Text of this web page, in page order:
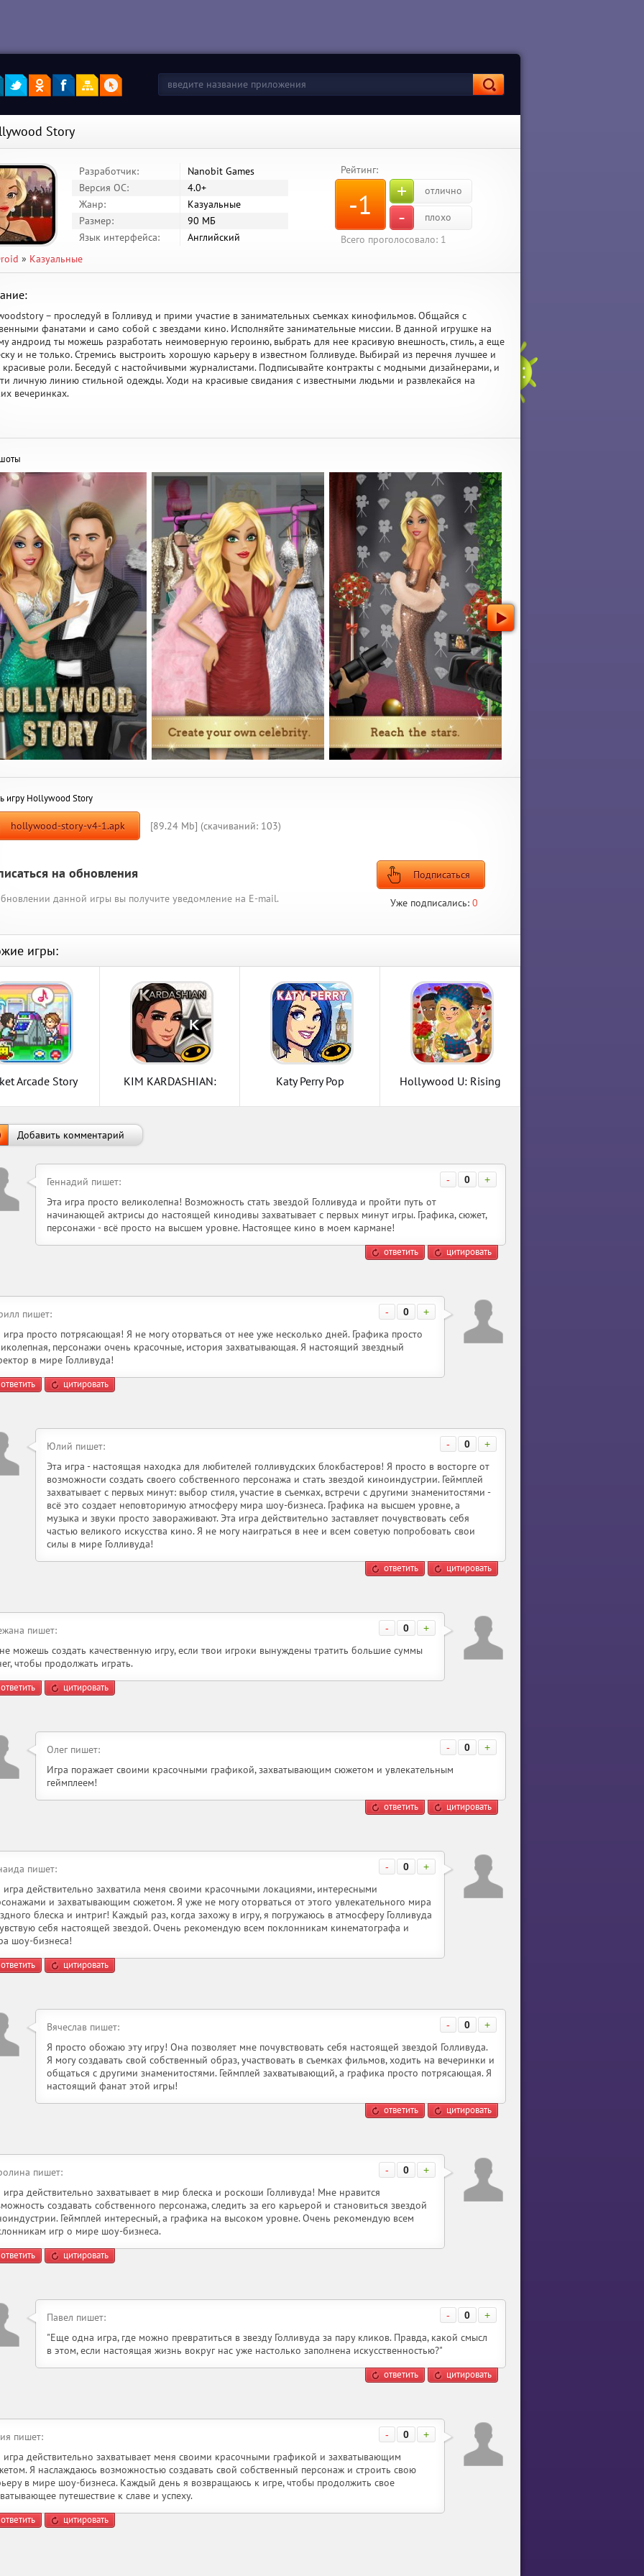
Story
Разработчик:
Nanobit Games
Версия ОС:
4.0+
Жанр:
Казуальные
Размер:
90 МБ
Язык интерфейса:
Английский
Рейтинг:
-1 + отлично
-
плохо
Всего проголосовало: 1
» Казуальные
– проследуй в Голливуд и прими участие в занимательных съемках кинофильмов. Общайся с
фанатами и само собой с звездами кино. Исполняйте занимательные миссии. В данной игрушке на
андроид ты можешь разработать неимоверную героиню, выбрать для нее красивую внешность, стиль, а еще
и не только. Стремись выстроить хорошую карьеру в известном Голливуде. Выбирай из перечня лучшее и
красивые роли. Беседуй с настойчивыми журналистами. Подписывайте контракты с модными дизайнерами, и
личную линию стильной одежды. Ходи на красивые свидания с известными людьми и развлекайся на
вечеринках.
игру Hollywood Story
hollywood-story-v4-1.apk [89.24 Mb] (cкачиваний: 103)
на обновления
данной игры вы получите уведомление на E-mail.
Подписаться
Уже подписались: 0
игры:
Arcade Story
KIM KARDASHIAN:
Katy Perry Pop
Hollywood U: Rising
Добавить комментарий
- 0 +
Геннадий пишет:
Эта игра просто великолепна! Возможность стать звездой Голливуда и пройти путь от
начинающей актрисы до настоящей кинодивы захватывает с первых минут игры. Графика, сюжет,
персонажи - всё просто на высшем уровне. Настоящее кино в моем кармане!
ответить цитировать
- 0 +
пишет:
игра просто потрясающая! Я не могу оторваться от нее уже несколько дней. Графика просто
персонажи очень красочные, история захватывающая. Я настоящий звездный
в мире Голливуда!
ответить цитировать
- 0 +
Юлий пишет:
Эта игра - настоящая находка для любителей голливудских блокбастеров! Я просто в восторге от
возможности создать своего собственного персонажа и стать звездой киноиндустрии. Геймплей
захватывает с первых минут: выбор стиля, участие в съемках, встречи с другими знаменитостями -
всё это создает неповторимую атмосферу мира шоу-бизнеса. Графика на высшем уровне, а
музыка и звуки просто завораживают. Эта игра действительно заставляет почувствовать себя
частью великого искусства кино. Я не могу наиграться в нее и всем советую попробовать свои
силы в мире Голливуда!
ответить цитировать
- 0 +
пишет:
можешь создать качественную игру, если твои игроки вынуждены тратить большие суммы
чтобы продолжать играть.
ответить цитировать
- 0 +
Олег пишет:
Игра поражает своими красочными графикой, захватывающим сюжетом и увлекательным
геймплеем!
ответить цитировать
- 0 +
пишет:
игра действительно захватила меня своими красочными локациями, интересными
и захватывающим сюжетом. Я уже не могу оторваться от этого увлекательного мира
блеска и интриг! Каждый раз, когда захожу в игру, я погружаюсь в атмосферу Голливуда
себя настоящей звездой. Очень рекомендую всем поклонникам кинематографа и
шоу-бизнеса!
ответить цитировать
- 0 +
Вячеслав пишет:
Я просто обожаю эту игру! Она позволяет мне почувствовать себя настоящей звездой Голливуда.
Я могу создавать свой собственный образ, участвовать в съемках фильмов, ходить на вечеринки и
общаться с другими знаменитостями. Геймплей захватывающий, а графика просто потрясающая. Я
настоящий фанат этой игры!
ответить цитировать
- 0 +
пишет:
игра действительно захватывает в мир блеска и роскоши Голливуда! Мне нравится
создавать собственного персонажа, следить за его карьерой и становиться звездой
Геймплей интересный, а графика на высоком уровне. Очень рекомендую всем
игр о мире шоу-бизнеса.
ответить цитировать
- 0 +
Павел пишет:
"Еще одна игра, где можно превратиться в звезду Голливуда за пару кликов. Правда, какой смысл
в этом, если настоящая жизнь вокруг нас уже настолько заполнена искусственностью?"
ответить цитировать
- 0 +
пишет:
игра действительно захватывает меня своими красочными графикой и захватывающим
Я наслаждаюсь возможностью создавать свой собственный персонаж и строить свою
в мире шоу-бизнеса. Каждый день я возвращаюсь к игре, чтобы продолжить свое
путешествие к славе и успеху.
ответить цитировать